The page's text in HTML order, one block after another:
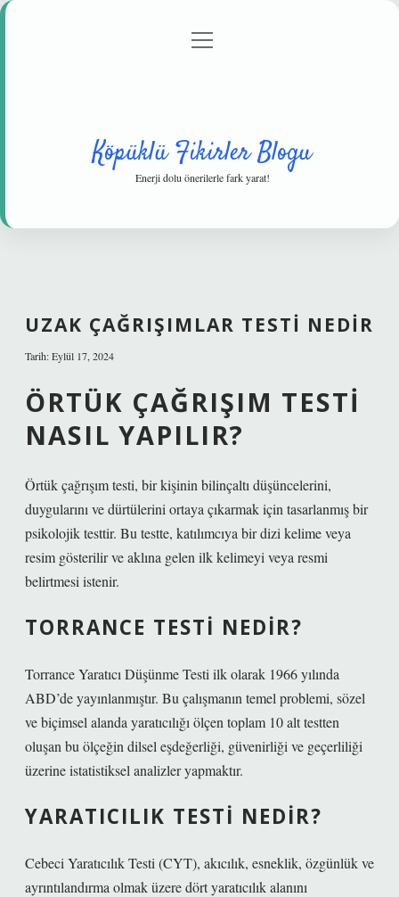
Gizlilik Politikası
menüyü
Köpüklü Fikirler Blogu
Enerji dolu önerilerle fark yarat!
UZAK ÇAĞRIŞIMLAR TESTI NEDIR
Tarih: Eylül 17, 2024
ÖRTÜK ÇAĞRIŞIM TESTI
NASIL YAPILIR?
Örtük çağrışım testi, bir kişinin bilinçaltı düşüncelerini,
duygularını ve dürtülerini ortaya çıkarmak için tasarlanmış bir
psikolojik testtir. Bu testte, katılımcıya bir dizi kelime veya
resim gösterilir ve aklına gelen ilk kelimeyi veya resmi
belirtmesi istenir.
TORRANCE TESTI NEDIR?
Torrance Yaratıcı Düşünme Testi ilk olarak 1966 yılında
ABD’de yayınlanmıştır. Bu çalışmanın temel problemi, sözel
ve biçimsel alanda yaratıcılığı ölçen toplam 10 alt testten
oluşan bu ölçeğin dilsel eşdeğerliği, güvenirliği ve geçerliliği
üzerine istatistiksel analizler yapmaktır.
YARATICILIK TESTI NEDIR?
Cebeci Yaratıcılık Testi (CYT), akıcılık, esneklik, özgünlük ve
ayrıntılandırma olmak üzere dört yaratıcılık alanını